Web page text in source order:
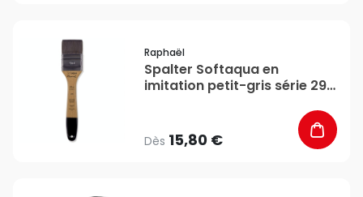
Raphaël
Spalter Softaqua en
imitation petit-gris série 296
Dès 15,80 €